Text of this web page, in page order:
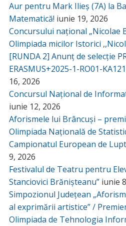
Aur pentru Mark Ilieș (7A) la
Matematică! iunie 19, 2026
Concursului național „Nicolae
Olimpiada micilor Istorici
[RUNDA 2] Anunț de selecție
ERASMUS+2025-1-RO01-
16, 2026
Concursul Național de
iunie 12, 2026
Aforismele lui Brâncuși –
Olimpiada Națională de
Campionatul European de
9, 2026
Festivalul de Teatru pentru
Stanciovici Brănișteanu” iunie
Simpozionul Județean
al exprimării artistice” /
Olimpiada de Tehnologia